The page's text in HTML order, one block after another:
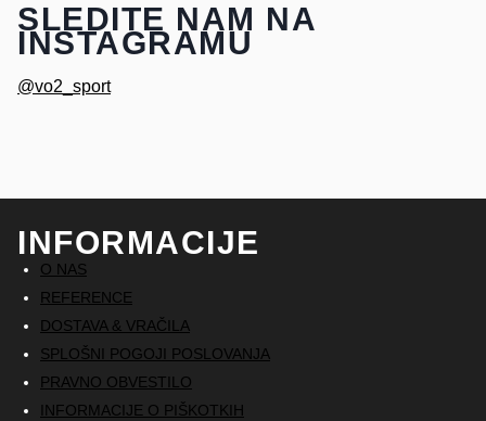
SLEDITE NAM NA
INSTAGRAMU
@vo2_sport
INFORMACIJE
O NAS
REFERENCE
DOSTAVA & VRAČILA
SPLOŠNI POGOJI POSLOVANJA
PRAVNO OBVESTILO
INFORMACIJE O PIŠKOTKIH